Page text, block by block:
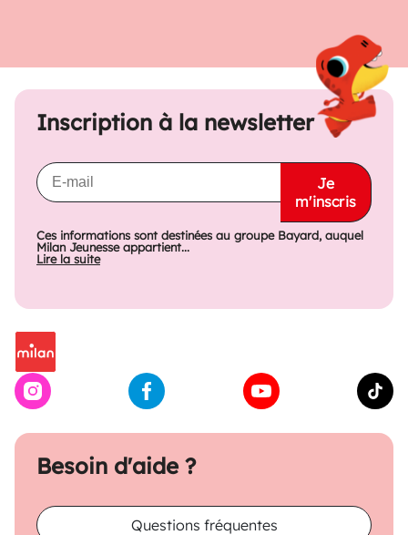
Besoin d'aide ?
Questions fréquentes
Inscription à la newsletter
Je
m'inscris
Ces informations sont destinées au groupe Bayard, auquel
Milan Jeunesse appartient...
Lire la suite